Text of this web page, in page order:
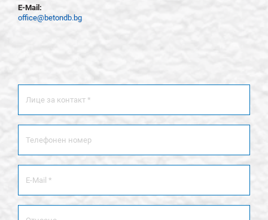
E-Mail:
office@betondb.bg